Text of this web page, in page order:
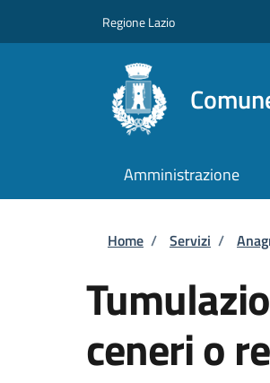
Regione Lazio
Amministrazione
Briciole di
Home / Servizi /
ceneri o